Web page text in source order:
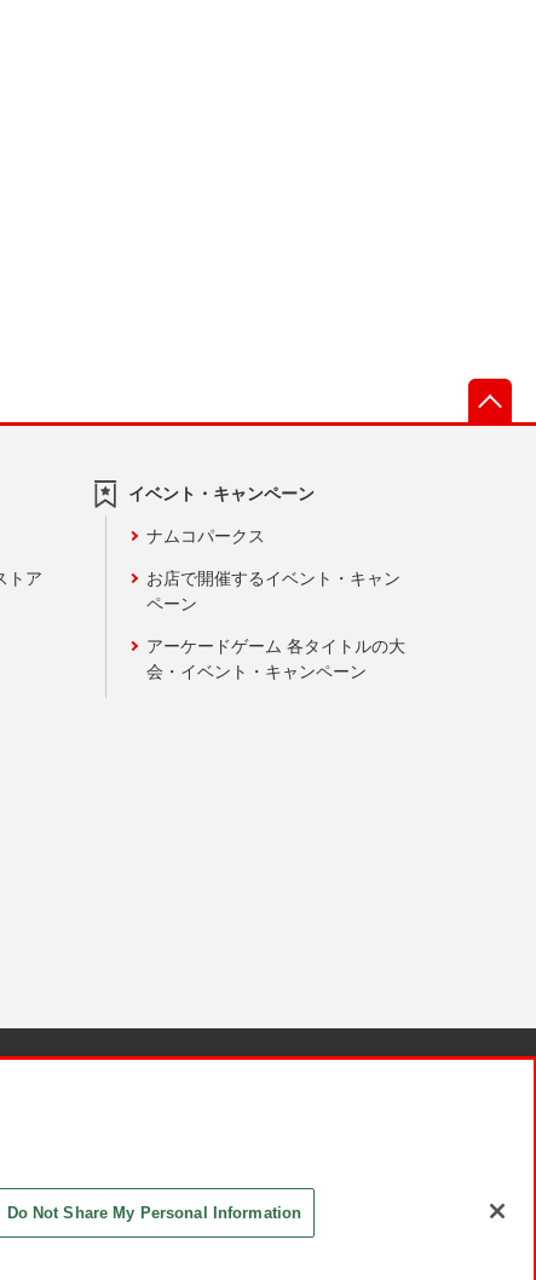
トア
イベント・キャンペーン
ナムコパークス
お店で開催するイベント・キャン
ペーン
アーケードゲーム 各タイトルの大
会・イベント・キャンペーン
Do Not Share My Personal Information